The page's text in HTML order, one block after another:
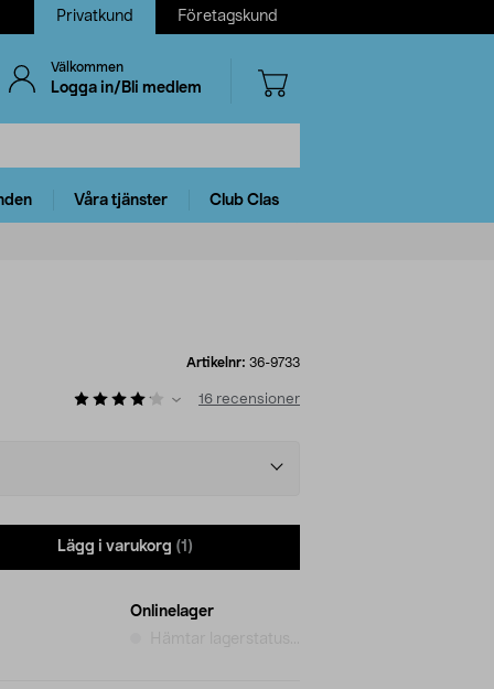
Privatkund Företagskund
Välkommen
Logga in/Bli medlem
Våra tjänster Club Clas
Artikelnr: 36-9733
16 recensioner
Lägg i varukorg (1)
Onlinelager